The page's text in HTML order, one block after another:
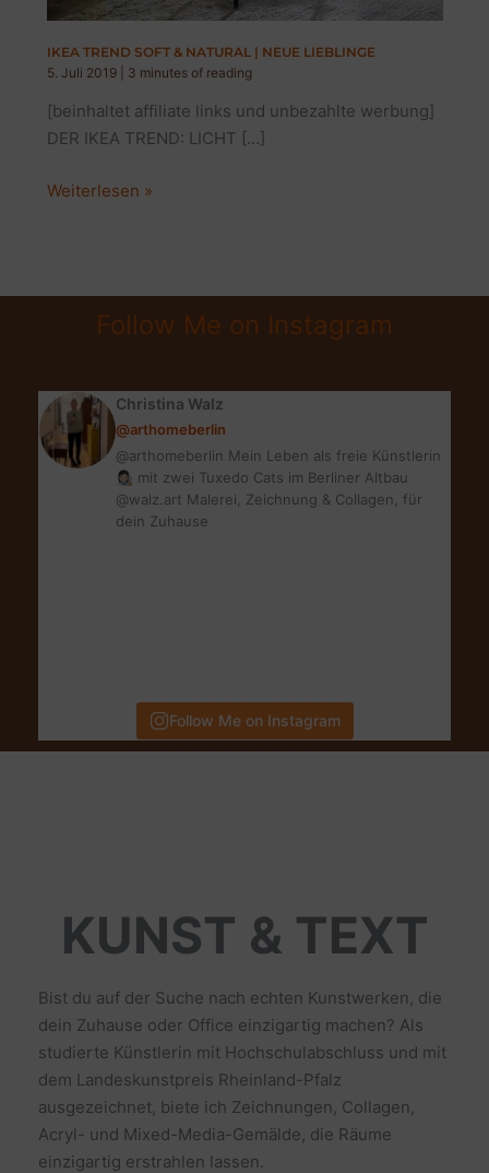
IKEA TREND SOFT & NATURAL | NEUE LIEBLINGE
5. Juli 2019
3 minutes of reading
[beinhaltet affiliate links und unbezahlte werbung]
DER IKEA TREND: LICHT […]
IKEA
NATURAL
Weiterlesen »
Follow Me on Instagram
Christina Walz
@arthomeberlin
@arthomeberlin Mein Leben als freie Künstlerin
👩🏻‍🎨 mit zwei Tuxedo Cats im Berliner Altbau
@walz.art Malerei, Zeichnung & Collagen, für
dein Zuhause
Follow Me on Instagram
KUNST & TEXT
Bist du auf der Suche nach echten Kunstwerken, die
dein Zuhause oder Office einzigartig machen? Als
studierte Künstlerin mit Hochschulabschluss und mit
dem Landeskunstpreis Rheinland-Pfalz
ausgezeichnet, biete ich Zeichnungen, Collagen,
Acryl- und Mixed-Media-Gemälde, die Räume
einzigartig erstrahlen lassen.